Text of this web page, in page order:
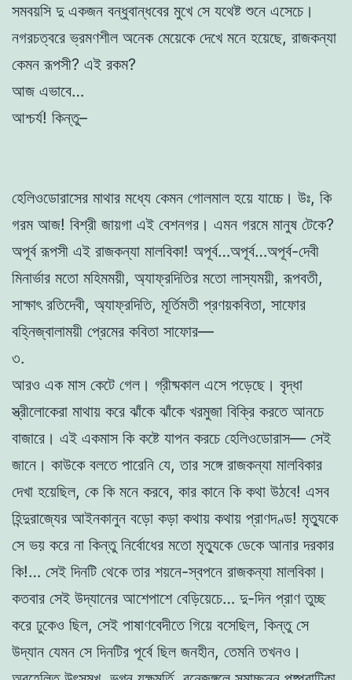
সমবয়সি দু একজন বন্ধুবান্ধবের মুখে সে যথেষ্ট শুনে এসেচে।
নগরচত্বরে ভ্রমণশীল অনেক মেয়েকে দেখে মনে হয়েছে, রাজকন্যা
কেমন রূপসী? এই রকম?
আজ এভাবে…
আশ্চর্য! কিন্তু–
হেলিওডোরাসের মাথার মধ্যে কেমন গোলমাল হয়ে যাচ্চে। উঃ, কি
গরম আজ! বিশ্রী জায়গা এই বেশনগর। এমন গরমে মানুষ টেকে?
অপূর্ব রূপসী এই রাজকন্যা মালবিকা! অপূর্ব…অপূর্ব…অপূর্ব-দেবী
মিনার্ভার মতো মহিমময়ী, অ্যাফ্রদিতির মতো লাস্যময়ী, রূপবতী,
সাক্ষাৎ রতিদেবী, অ্যাফ্রদিতি, মূর্তিমতী প্রণয়কবিতা, সাফোর
বহ্নিজ্বালাময়ী প্রেমের কবিতা সাফোর—
৩.
আরও এক মাস কেটে গেল। গ্রীষ্মকাল এসে পড়েছে। বৃদ্ধা
স্ত্রীলোকেরা মাথায় করে ঝাঁকে ঝাঁকে খরমুজা বিক্রি করতে আনচে
বাজারে। এই একমাস কি কষ্টে যাপন করচে হেলিওডোরাস— সেই
জানে। কাউকে বলতে পারেনি যে, তার সঙ্গে রাজকন্যা মালবিকার
দেখা হয়েছিল, কে কি মনে করবে, কার কানে কি কথা উঠবে! এসব
হিন্দুরাজ্যের আইনকানুন বড়ো কড়া কথায় কথায় প্রাণদণ্ড! মৃত্যুকে
সে ভয় করে না কিন্তু নির্বোধের মতো মৃত্যুকে ডেকে আনার দরকার
কি!… সেই দিনটি থেকে তার শয়নে-স্বপনে রাজকন্যা মালবিকা।
কতবার সেই উদ্যানের আশেপাশে বেড়িয়েচে… দু-দিন প্রাণ তুচ্ছ
করে ঢুকেও ছিল, সেই পাষাণবেদীতে গিয়ে বসেছিল, কিন্তু সে
উদ্যান যেমন সে দিনটির পূর্বে ছিল জনহীন, তেমনি তখনও।